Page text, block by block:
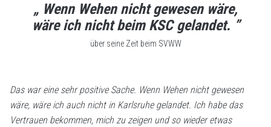
„ Wenn Wehen nicht gewesen wäre,
wäre ich nicht beim KSC gelandet. ”
über seine Zeit beim SVWW
Das war eine sehr positive Sache. Wenn Wehen nicht gewesen
wäre, wäre ich auch nicht in Karlsruhe gelandet. Ich habe das
Vertrauen bekommen, mich zu zeigen und so wieder etwas